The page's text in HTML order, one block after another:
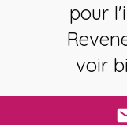
pour
voir